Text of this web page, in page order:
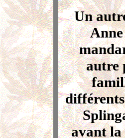
Un
autre
avant la